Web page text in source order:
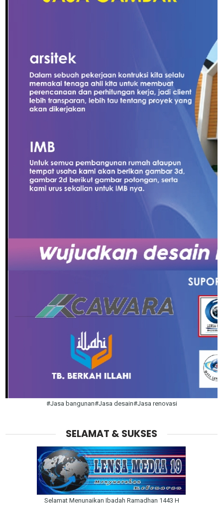
#Jasa bangunan#Jasa desain#Jasa renovasi
SELAMAT & SUKSES
Selamat Menunaikan Ibadah Ramadhan 1443 H